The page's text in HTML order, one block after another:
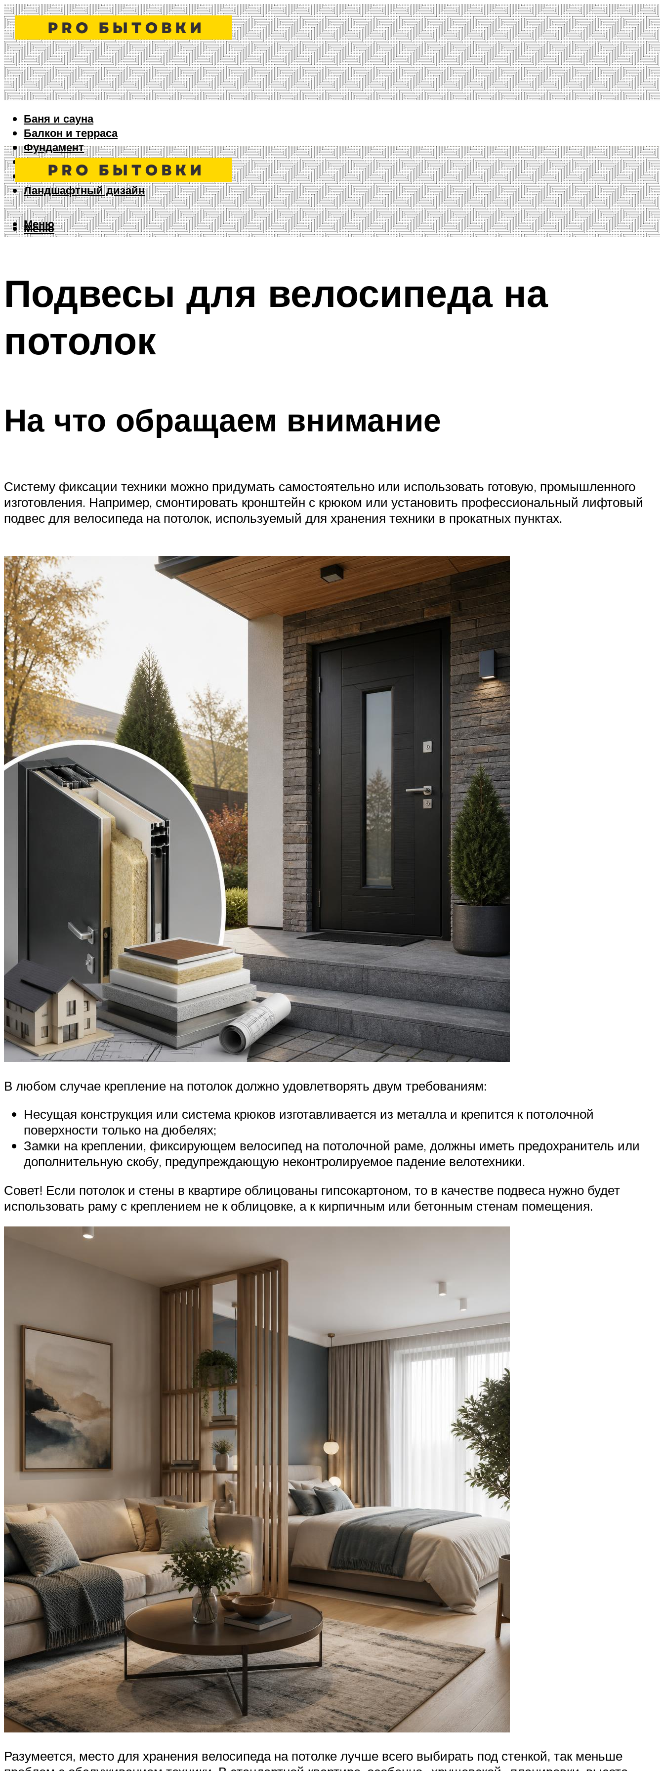
Баня и сауна
Балкон и терраса
Фундамент
Ворота и забор
Дизайн интерьера
Ландшафтный дизайн
Меню
Меню
Подвесы для велосипеда на
потолок
На что обращаем внимание
Систему фиксации техники можно придумать самостоятельно или использовать готовую, промышленного
изготовления. Например, смонтировать кронштейн с крюком или установить профессиональный лифтовый
подвес для велосипеда на потолок, используемый для хранения техники в прокатных пунктах.
В любом случае крепление на потолок должно удовлетворять двум требованиям:
Несущая конструкция или система крюков изготавливается из металла и крепится к потолочной
поверхности только на дюбелях;
Замки на креплении, фиксирующем велосипед на потолочной раме, должны иметь предохранитель или
дополнительную скобу, предупреждающую неконтролируемое падение велотехники.
Совет! Если потолок и стены в квартире облицованы гипсокартоном, то в качестве подвеса нужно будет
использовать раму с креплением не к облицовке, а к кирпичным или бетонным стенам помещения.
Разумеется, место для хранения велосипеда на потолке лучше всего выбирать под стенкой, так меньше